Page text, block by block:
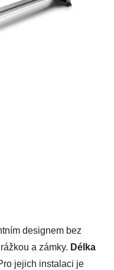
designem bez
a zámky. Délka
jejich instalaci je